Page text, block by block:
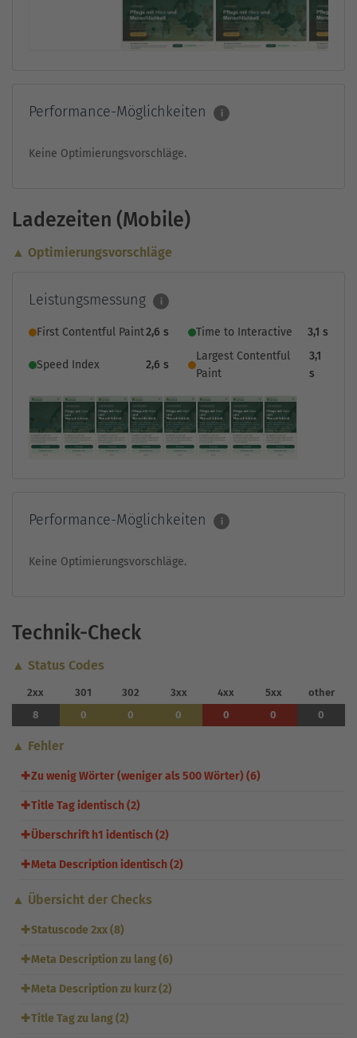
Performance-Möglichkeiten i
Keine Optimierungsvorschläge.
Ladezeiten (Mobile)
▲ Optimierungsvorschläge
Leistungsmessung i
First Contentful Paint2,6 s Time to Interactive 3,1 s
Speed Index 2,6 s
Largest Contentful
Paint
3,1
s
Performance-Möglichkeiten i
Keine Optimierungsvorschläge.
Technik-Check
▲ Status Codes
2xx 301 302 3xx 4xx 5xx
other
8
0 0 0 0 0 0
▲ Fehler
✚Zu wenig Wörter (weniger als 500 Wörter) (6)
✚Title Tag identisch (2)
✚Überschrift h1 identisch (2)
✚Meta Description identisch (2)
▲ Übersicht der Checks
✚Statuscode 2xx (8)
✚Meta Description zu lang (6)
✚Meta Description zu kurz (2)
✚Title Tag zu lang (2)